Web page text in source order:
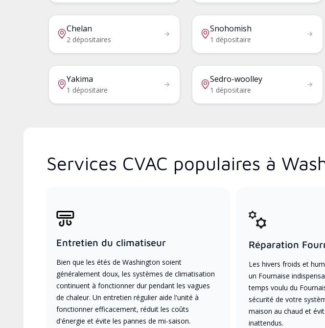
Chelan
2 dépositaires
Snohomish
1 dépositaire
Yakima
1 dépositaire
Sedro-woolley
1 dépositaire
Services CVAC populaires à
Entretien du climatiseur
Bien que les étés de Washington soient
généralement doux, les systèmes de climatisation
continuent à fonctionner dur pendant les vagues
de chaleur. Un entretien régulier aide l'unité à
fonctionner efficacement, réduit les coûts
d'énergie et évite les pannes de mi-saison.
Réparation
Les hivers froids et
un Fournaise
temps voulu du
sécurité de votre
maison au chaud et
inattendus.